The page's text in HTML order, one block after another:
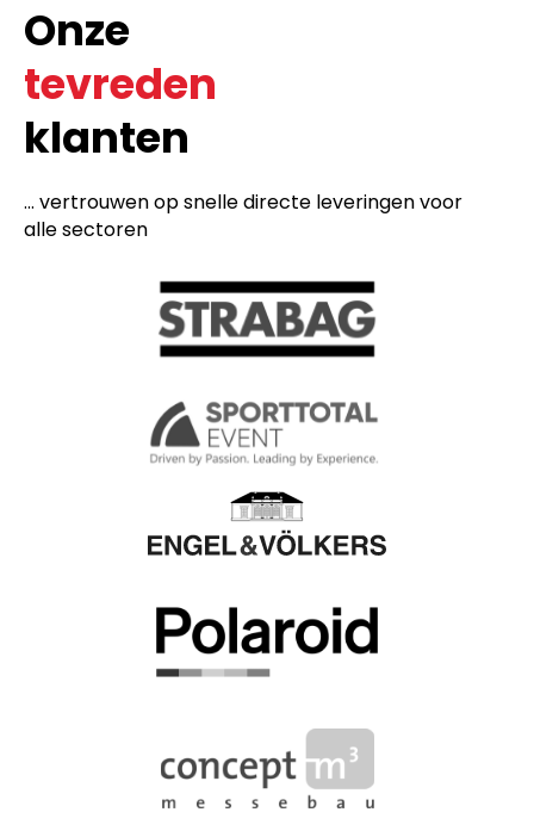
Onze
tevreden
klanten
... vertrouwen op snelle directe leveringen voor
alle sectoren